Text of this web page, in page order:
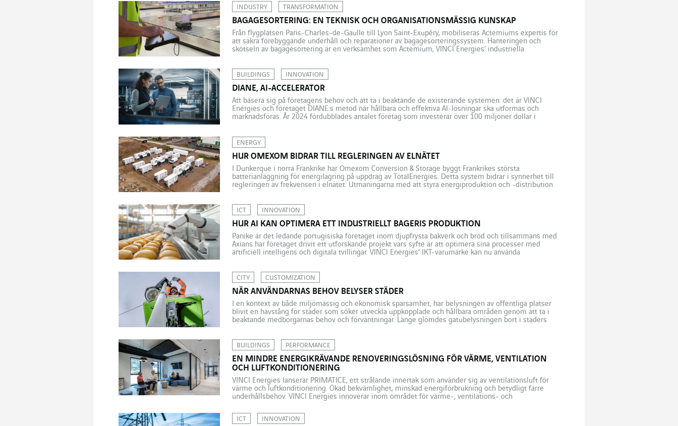
INDUSTRY TRANSFORMATION
BAGAGESORTERING: EN TEKNISK OCH ORGANISATIONSMÄSSIG KUNSKAP
Från flygplatsen Paris-Charles-de-Gaulle till Lyon Saint-Exupéry, mobiliseras Actemiums expertis för
att säkra förebyggande underhåll och reparationer av bagagesorteringssystem. Hanteringen och
skötseln av bagagesortering är en verksamhet som Actemium, VINCI Energies’ industriella
på terminalerna […]
BUILDINGS INNOVATION
DIANE, AI-ACCELERATOR
Att basera sig på företagens behov och att ta i beaktande de existerande systemen: det är VINCI
Energies och företaget DIANE:s metod när hållbara och effektiva AI-lösningar ska utformas och
marknadsföras. År 2024 fördubblades antalet företag som investerar över 100 miljoner dollar i
ENERGY
HUR OMEXOM BIDRAR TILL REGLERINGEN AV ELNÄTET
I Dunkerque i norra Frankrike har Omexom Conversion & Storage byggt Frankrikes största
batterianläggning för energilagring på uppdrag av TotalEnergies. Detta system bidrar i synnerhet till
regleringen av frekvensen i elnätet. Utmaningarna med att styra energiproduktion och -distribution
ICT INNOVATION
HUR AI KAN OPTIMERA ETT INDUSTRIELLT BAGERIS PRODUKTION
Panike är det ledande portugisiska företaget inom djupfrysta bakverk och bröd och tillsammans med
Axians har företaget drivit ett utforskande projekt vars syfte är att optimera sina processer med
artificiell intelligens och digitala tvillingar. VINCI Energies’ IKT-varumärke kan nu använda
CITY CUSTOMIZATION
NÄR ANVÄNDARNAS BEHOV BELYSER STÄDER
I en kontext av både miljömässig och ekonomisk sparsamhet, har belysningen av offentliga platser
blivit en hävstång för städer som söker utveckla uppkopplade och hållbara områden genom att ta i
beaktande medborgarnas behov och förväntningar. Länge glömdes gatubelysningen bort i städers
BUILDINGS PERFORMANCE
EN MINDRE ENERGIKRÄVANDE RENOVERINGSLÖSNING FÖR VÄRME, VENTILATION
OCH LUFTKONDITIONERING
VINCI Energies lanserar PRIMATICE, ett strålande innertak som använder sig av ventilationsluft för
värme och luftkonditionering. Ökad bekvämlighet, minskad energiförbrukning och betydligt färre
underhållsbehov. VINCI Energies innoverar inom området för värme-, ventilations- och
kontorsbyggnader. Lösningen utvecklas under varumärket PRIMATICE (VINCI Energies Building
Solutions), och bygger […]
ICT INNOVATION